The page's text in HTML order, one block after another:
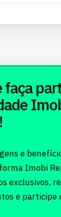
faça
e
Imobi
exclusivos,
e participe